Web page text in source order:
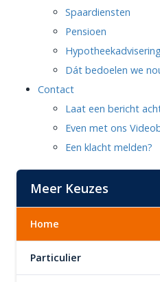
Spaardiensten
Pensioen
Hypotheekadvisering
Dát bedoelen we
Contact
Laat een bericht
Even met ons
Een klacht melden?
Meer Keuzes
Home
Particulier